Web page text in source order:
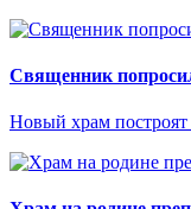
Священник
Новый храм построят